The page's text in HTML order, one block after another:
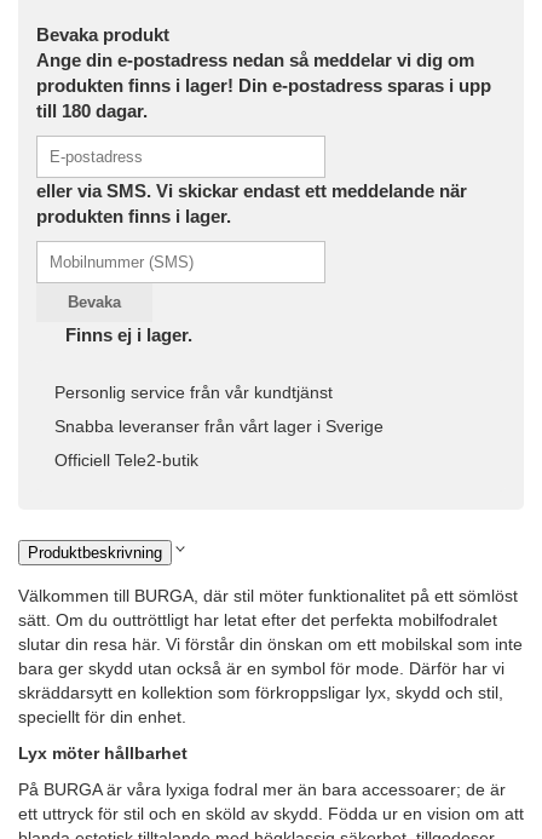
Bevaka produkt
Ange din e-postadress nedan så meddelar vi dig om
produkten finns i lager! Din e-postadress sparas i upp
till 180 dagar.
eller via SMS. Vi skickar endast ett meddelande när
produkten finns i lager.
Bevaka
Finns ej i lager.
Personlig service från vår kundtjänst
Snabba leveranser från vårt lager i Sverige
Officiell Tele2-butik
Produktbeskrivning
Välkommen till BURGA, där stil möter funktionalitet på ett sömlöst
sätt. Om du outtröttligt har letat efter det perfekta mobilfodralet
slutar din resa här. Vi förstår din önskan om ett mobilskal som inte
bara ger skydd utan också är en symbol för mode. Därför har vi
skräddarsytt en kollektion som förkroppsligar lyx, skydd och stil,
speciellt för din enhet.
Lyx möter hållbarhet
På BURGA är våra lyxiga fodral mer än bara accessoarer; de är
ett uttryck för stil och en sköld av skydd. Födda ur en vision om att